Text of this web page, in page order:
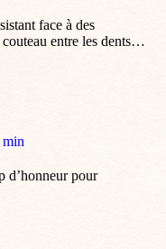
face à des
entre les dents…
min
d’honneur pour